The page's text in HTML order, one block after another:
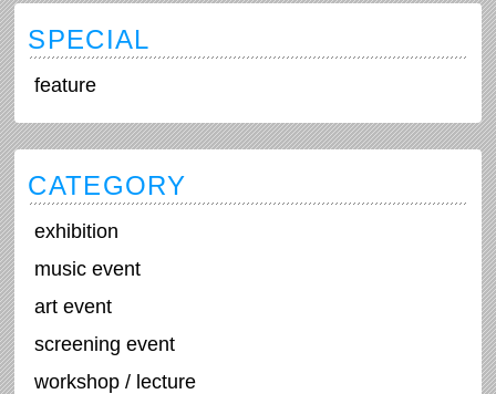
SPECIAL
feature
CATEGORY
exhibition
music event
art event
screening event
workshop / lecture